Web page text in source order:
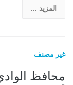
المزيد ...
غير مصنف